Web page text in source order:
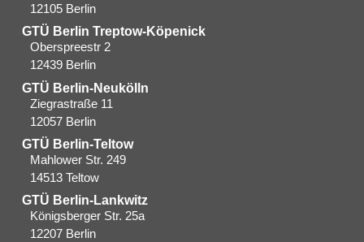
12105 Berlin
GTÜ Berlin Treptow-Köpenick
Oberspreestr 2
12439 Berlin​
GTÜ Berlin-Neukölln
Ziegrastraße 11
12057 Berlin
GTÜ Berlin-Teltow
Mahlower Str. 249
14513 Teltow
GTÜ Berlin-Lankwitz
Königsberger Str. 25a
12207 Berlin